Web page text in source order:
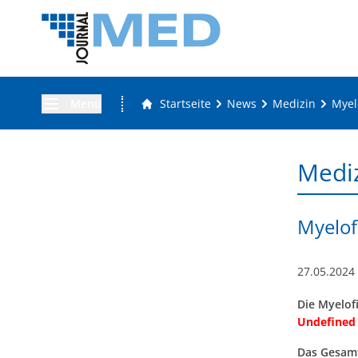
Startseite News Medizin
27.05.2024
Die
Das